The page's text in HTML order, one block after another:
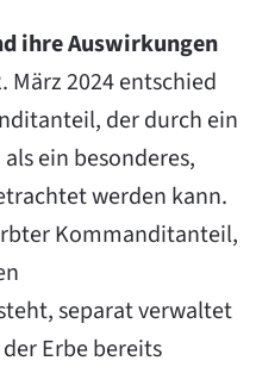
ihre Auswirkungen
März 2024 entschied
der durch ein
ein besonderes,
werden kann.
Kommanditanteil,
separat verwaltet
Erbe bereits